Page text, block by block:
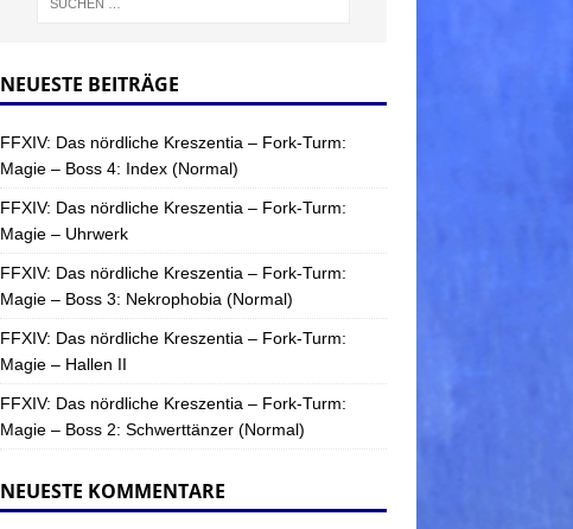
NEUESTE BEITRÄGE
FFXIV: Das nördliche Kreszentia – Fork-Turm:
Magie – Boss 4: Index (Normal)
FFXIV: Das nördliche Kreszentia – Fork-Turm:
Magie – Uhrwerk
FFXIV: Das nördliche Kreszentia – Fork-Turm:
Magie – Boss 3: Nekrophobia (Normal)
FFXIV: Das nördliche Kreszentia – Fork-Turm:
Magie – Hallen II
FFXIV: Das nördliche Kreszentia – Fork-Turm:
Magie – Boss 2: Schwerttänzer (Normal)
NEUESTE KOMMENTARE